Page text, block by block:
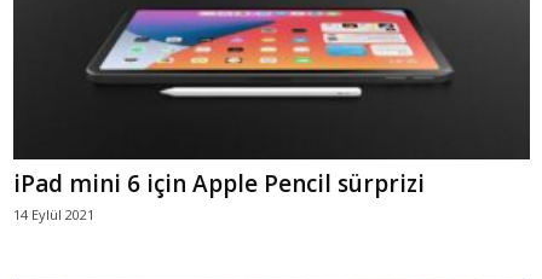
iPad mini 6 için Apple Pencil sürprizi
14 Eylül 2021